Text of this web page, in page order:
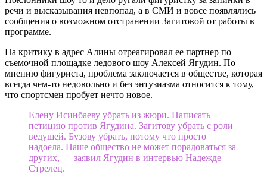
речи и высказывания невпопад, а в СМИ и вовсе появлялись
сообщения о возможном отстранении Загитовой от работы в
программе.
На критику в адрес Алины отреагировал ее партнер по
съемочной площадке ледового шоу Алексей Ягудин. По
мнению фигуриста, проблема заключается в обществе, которая
всегда чем-то недовольно и без энтузиазма относится к тому,
что спортсмен пробует нечто новое.
Елену Исинбаеву убрать из жюри. Написать
петицию против Ягудина. Загитову убрать с роли
ведущей. Бузову убрать, потому что просто
надоела. Наше общество не может порадоваться за
других, — заявил Ягудин в интервью Надежде
Стрелец.